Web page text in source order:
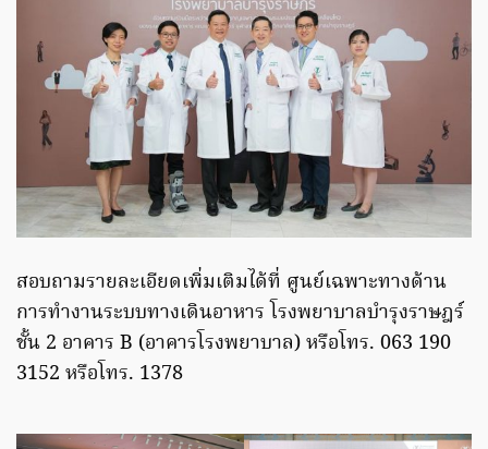
สอบถามรายละเอียดเพิ่มเติมได้ที่ ศูนย์เฉพาะทางด้าน
การทำงานระบบทางเดินอาหาร โรงพยาบาลบำรุงราษฎร์
ชั้น 2 อาคาร B (อาคารโรงพยาบาล) หรือโทร. 063 190
3152 หรือโทร. 1378